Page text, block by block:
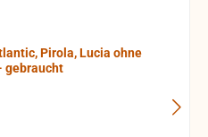
Pirola, Lucia ohne
gebraucht